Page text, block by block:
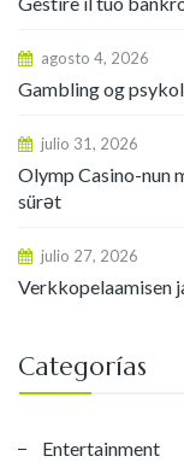
agosto 4, 2026
Gambling og
julio 31, 2026
Olymp Casino-nun
sürət
julio 27, 2026
Verkkopelaamisen
Categorías
Entertainment